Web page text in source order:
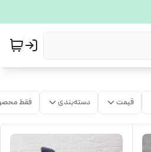
قیمت دسته‌بندی فقط